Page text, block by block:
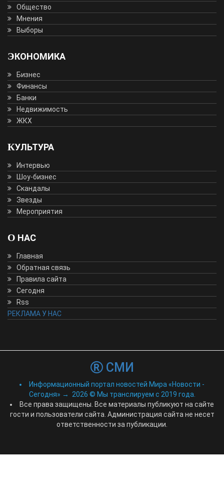
Общество
Мнения
Выборы
ЭКОНОМИКА
Бизнес
Финансы
Банки
Недвижимость
ЖКХ
КУЛЬТУРА
Интервью
Шоу-бизнес
Скандалы
Звезды
Мероприятия
О НАС
Главная
Обратная связь
Правила сайта
Сегодня
Rss
РЕКЛАМА У НАС
СМИ
Информационный портал новостей Мира «Новости -
Сегодня» → 2026 © Мы транслируем с 2019 года.
Все права защищены. Все материалы публикуют на сайте
гости и пользователи сайта. Администрация сайта не несет
ответственности за публикации.